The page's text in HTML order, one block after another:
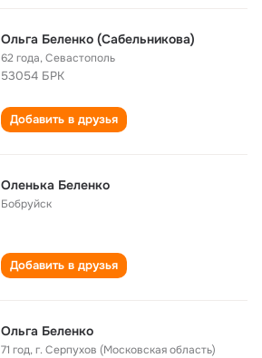
Ольга Беленко (Сабельникова)
62 года,Севастополь
53054 БРК
Добавить в друзья
Оленька Беленко
Бобруйск
Добавить в друзья
Ольга Беленко
71 год,г. Серпухов (Московская область)